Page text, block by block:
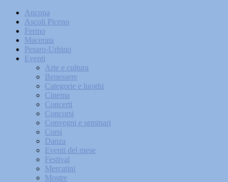
Ancona
Ascoli Piceno
Fermo
Macerata
Pesaro-Urbino
Eventi
Arte e cultura
Benessere
Categorie e luoghi
Cinema
Concerti
Concorsi
Convegni e seminari
Corsi
Danza
Eventi del mese
Festival
Mercatini
Mostre